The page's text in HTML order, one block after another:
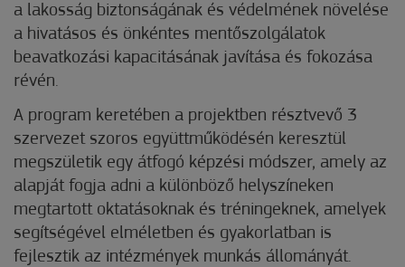
a lakosság biztonságának és védelmének növelése
a hivatásos és önkéntes mentőszolgálatok
beavatkozási kapacitásának javítása és fokozása
révén.
A program keretében a projektben résztvevő 3
szervezet szoros együttműködésén keresztül
megszületik egy átfogó képzési módszer, amely az
alapját fogja adni a különböző helyszíneken
megtartott oktatásoknak és tréningeknek, amelyek
segítségével elméletben és gyakorlatban is
fejlesztik az intézmények munkás állományát.